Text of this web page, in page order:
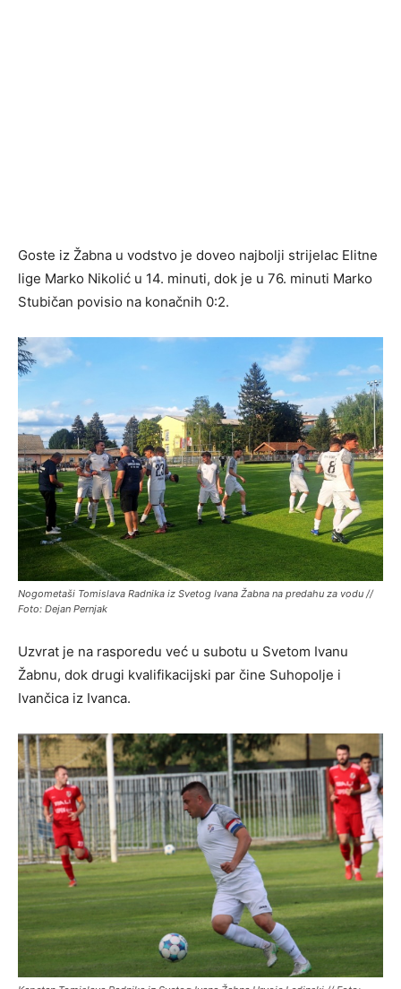
Goste iz Žabna u vodstvo je doveo najbolji strijelac Elitne
lige Marko Nikolić u 14. minuti, dok je u 76. minuti Marko
Stubičan povisio na konačnih 0:2.
Nogometaši Tomislava Radnika iz Svetog Ivana Žabna na predahu za vodu //
Foto: Dejan Pernjak
Uzvrat je na rasporedu već u subotu u Svetom Ivanu
Žabnu, dok drugi kvalifikacijski par čine Suhopolje i
Ivančica iz Ivanca.